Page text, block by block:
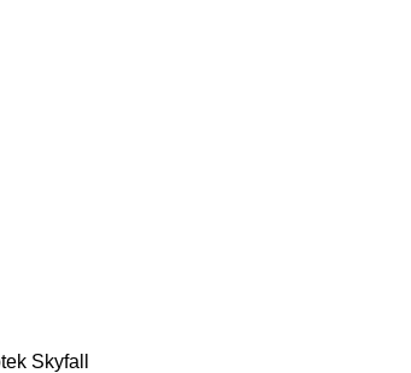
Skyfall